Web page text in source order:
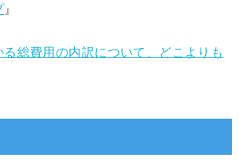
』
総費用の内訳について、どこよりも